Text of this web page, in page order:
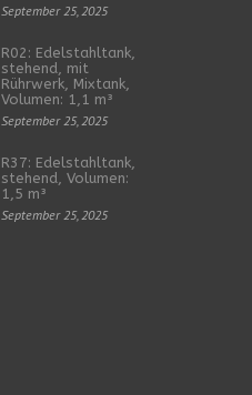
September 25, 2025
R02: Edelstahltank,
stehend, mit
Rührwerk, Mixtank,
Volumen: 1,1 m³
September 25, 2025
R37: Edelstahltank,
stehend, Volumen:
1,5 m³
September 25, 2025